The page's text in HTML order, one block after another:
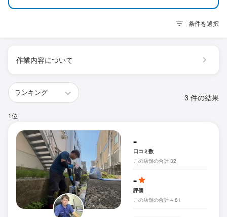
条件を選択
作業内容について
3 件の結果
1位
-
口コミ数
この店舗の合計 32
-
評価
この店舗の合計 4.81